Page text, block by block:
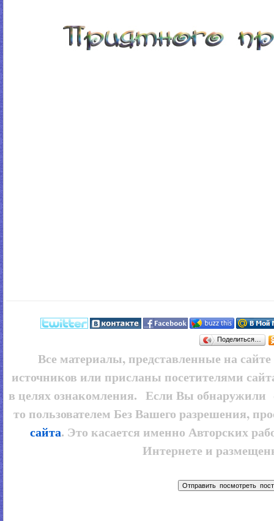
Поделиться…
Все материалы, представленные на сайте
источников или присланы посетителями
в целях ознакомления. Если Вы
то пользователем Без Вашего разрешения,
сайта. Это касается именно Авторских
Интернете и